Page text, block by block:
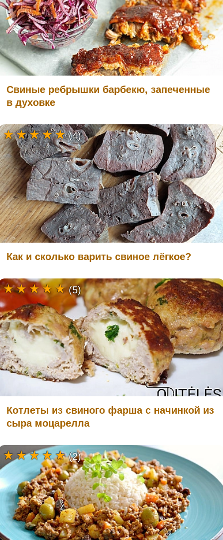
Свиные ребрышки барбекю, запеченные
в духовке
Как и сколько варить свиное лёгкое?
(4)
Котлеты из свиного фарша с начинкой из
сыра моцарелла
(5)
(2)